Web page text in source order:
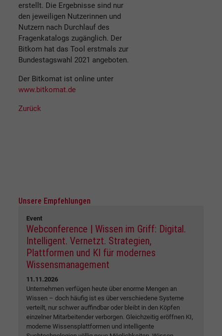
erstellt. Die Ergebnisse sind nur
den jeweiligen Nutzerinnen und
Nutzern nach Durchlauf des
Fragenkatalogs zugänglich. Der
Bitkom hat das Tool erstmals zur
Bundestagswahl 2021 angeboten.
Der Bitkomat ist online unter
www.bitkomat.de
Zurück
Unsere Empfehlungen
Event
Webconference | Wissen im Griff: Digital.
Intelligent. Vernetzt. Strategien,
Plattformen und KI für modernes
Wissensmanagement
11.11.2026
Unternehmen verfügen heute über enorme Mengen an
Wissen – doch häufig ist es über verschiedene Systeme
verteilt, nur schwer auffindbar oder bleibt in den Köpfen
einzelner Mitarbeitender verborgen. Gleichzeitig eröffnen KI,
moderne Wissensplattformen und intelligente